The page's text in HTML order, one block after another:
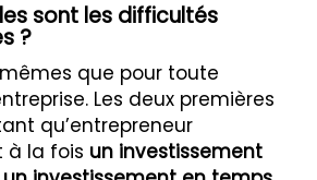
sont les difficultés
?
que pour toute
Les deux premières
qu’entrepreneur
à la fois un investissement